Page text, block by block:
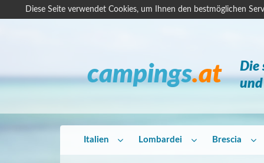
Diese Seite verwendet Cookies, um Ihnen den bestmöglichen
campings.at
Die
Italien Lombardei Brescia